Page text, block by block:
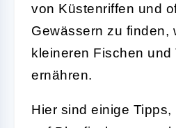
von Küstenriffen und
Gewässern zu finden,
kleineren Fischen und
ernähren.
Hier sind einige Tipps,